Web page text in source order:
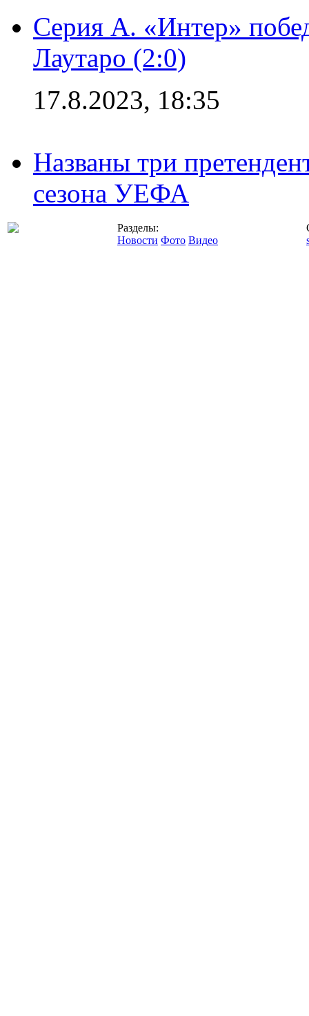
Серия А. «Интер»
Лаутаро (2:0)
17.8.2023, 18:35
Названы три
сезона УЕФА
Разделы:
Новости Фото Видео